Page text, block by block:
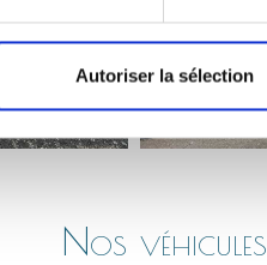
Autoriser la sélection
Nos véhicules